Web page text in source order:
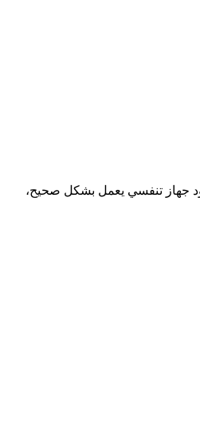
جهاز تنفسي يعمل بشكل صحيح،